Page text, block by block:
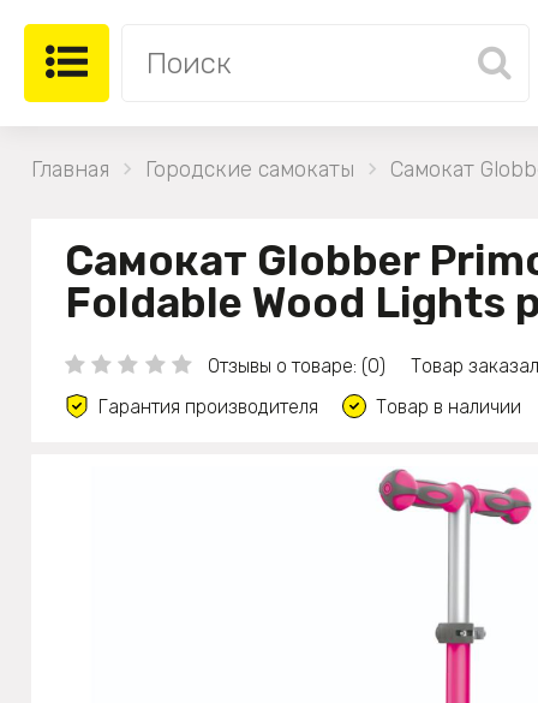
Главная Городские самокаты Самокат
Самокат Globber
Foldable Wood Lights
Отзывы о товаре: (0)
Товар
Гарантия производителя
Товар в наличии